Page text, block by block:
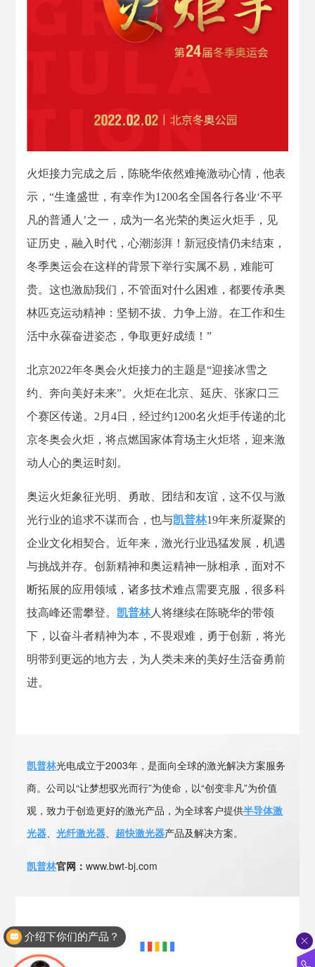
火炬接力完成之后，陈晓华依然难掩激动心情，他表
示，“生逢盛世，有幸作为1200名全国各行各业‘不平
凡的普通人 ’之一，成为一名光荣的奥运火炬手，见
证历史，融入时代，心潮澎湃！新冠疫情仍未结束，
冬季奥运会在这样的背景下举行实属不易，难能可
贵。这也激励我们，不管面对什么困难，都要传承奥
林匹克运动精神：坚韧不拔、力争上游。在工作和生
活中永葆奋进姿态，争取更好成绩！”
北京2022年冬奥会火炬接力的主题是“迎接冰雪之
约、奔向美好未来”。火炬在北京、延庆、张家口三
个赛区传递。2月4日，经过约1200名火炬手传递的北
京冬奥会火炬，将点燃国家体育场主火炬塔，迎来激
动人心的奥运时刻。
奥运火炬象征光明、勇敢、团结和友谊，这不仅与激
光行业的追求不谋而合，也与凯普林19年来所凝聚的
企业文化相契合。近年来，激光行业迅猛发展，机遇
与挑战并存。创新精神和奥运精神一脉相承，面对不
断拓展的应用领域，诸多技术难点需要克服，很多科
技高峰还需攀登。 凯普林人将继续在陈晓华的带领
下，以奋斗者精神为本，不畏艰难，勇于创新，将光
明带到更远的地方去，为人类未来的美好生活奋勇前
进。
凯普林光电成立于2003年，是面向全球的激光解决方案服务
商。公司以“让梦想驭光而行”为使命，以“创变非凡”为价值
观，致力于创造更好的激光产品，为全球客户提供半导体激
光器 、光纤激光器 超快激光器产品及解决方案。
凯普林官网：www.bwt-bj.com
介绍下你们的产品？